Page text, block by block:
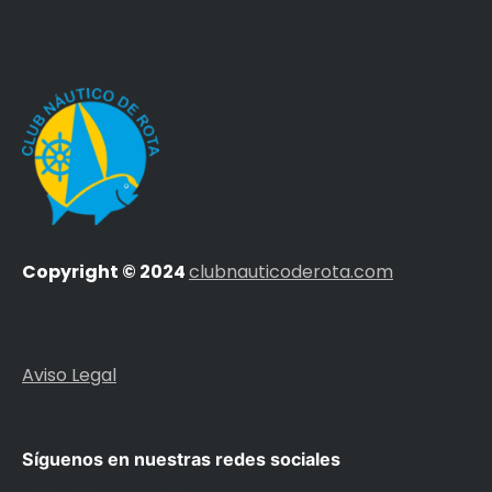
Copyright © 2024clubnauticoderota.com
Aviso Legal
Síguenos en nuestras redes sociales